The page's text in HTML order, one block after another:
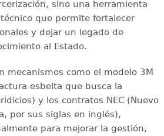
sino una herramienta
que permite fortalecer
y dejar un legado de
al Estado.
mecanismos como el modelo 3M
esbelta que busca la
y los contratos NEC (Nuevo
por sus siglas en inglés),
para mejorar la gestión,